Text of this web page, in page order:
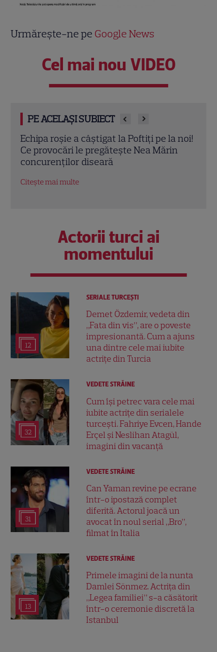
Urmărește-ne pe Google News
Cel mai nou VIDEO
PE ACELAȘI SUBIECT
„Fata din vis” începe la Pro TV! Tot ce
trebuie să știi despre serialul-fenomen
cu Çağatay Ulusoy și Demet Özdemir
Citește mai multe
Actorii turci ai
momentului
12
SERIALE TURCEŞTI
Demet Özdemir, vedeta din
„Fata din vis”, are o poveste
impresionantă. Cum a ajuns
una dintre cele mai iubite
actrițe din Turcia
32
VEDETE STRĂINE
Cum își petrec vara cele mai
iubite actrițe din serialele
turcești. Fahriye Evcen, Hande
Erçel și Neslihan Atagül,
imagini din vacanță
31
VEDETE STRĂINE
Can Yaman revine pe ecrane
într-o ipostază complet
diferită. Actorul joacă un
avocat în noul serial „Bro”,
filmat în Italia
13
VEDETE STRĂINE
Primele imagini de la nunta
Damlei Sönmez. Actrița din
„Legea familiei” s-a căsătorit
într-o ceremonie discretă la
Istanbul